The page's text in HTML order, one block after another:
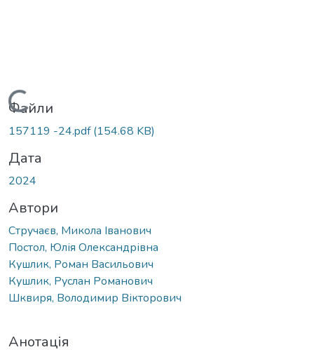
Вантажиться...
Файли
157119 -24.pdf(154.68 KB)
Дата
2024
Автори
Стручаєв, Микола Іванович
Постол, Юлія Олександрівна
Кушлик, Роман Васильович
Кушлик, Руслан Романович
Шквиря, Володимир Вікторович
Анотація